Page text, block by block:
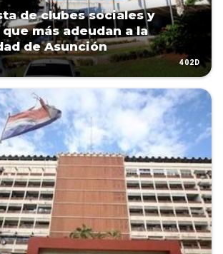
de clubes sociales y
más adeudan a la
de Asunción
402D